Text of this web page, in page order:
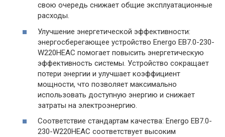
свою очередь снижает общие эксплуатационные
расходы.
Улучшение энергетической эффективности:
энергосберегающее устройство Energo EB7.0-230-
W220HЕAC помогает повысить энергетическую
эффективность системы. Устройство сокращает
потери энергии и улучшает коэффициент
мощности, что позволяет максимально
использовать доступную энергию и снижает
затраты на электроэнергию.
Соответствие стандартам качества: Energo EB7.0-
230-W220HЕAC соответствует высоким